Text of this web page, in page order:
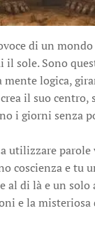
di un
sole. Sono
logica,
il suo centro,
i giorni senza
utilizzare parole
coscienza e tu
al di là e un solo
e la